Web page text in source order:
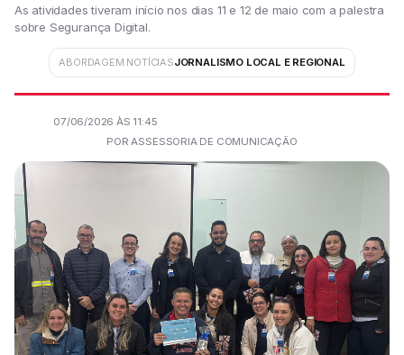
As atividades tiveram início nos dias 11 e 12 de maio com a palestra
sobre Segurança Digital.
ABORDAGEM NOTÍCIASJORNALISMO LOCAL E REGIONAL
07/06/2026 ÀS 11:45
POR ASSESSORIA DE COMUNICAÇÃO